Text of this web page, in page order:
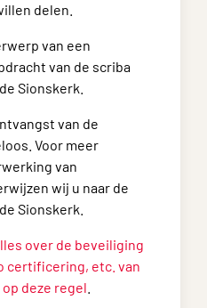
delen.
van een
van de scriba
Sionskerk.
van de
Voor meer
van
wij u naar de
Sionskerk.
over de beveiliging
certificering, etc. van
deze regel